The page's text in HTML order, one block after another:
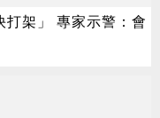
打架」 專家示警：會